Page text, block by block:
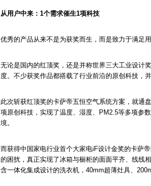
从用户中来：1个需求催生1项科技
优秀的产品从来不是为获奖而生，而是致力于满足用
无论是国内的红顶奖，还是并称世界三大工业设计
度。不少获奖作品都搭载了行业前沿的原创科技，
此次斩获红顶奖的卡萨帝五恒空气系统方案，就通
项原创科技，实现了温度、湿度、PM2.5等多项参
境。
而获得中国家电行业首个大家电iF设计金奖的卡萨
的困扰，真正实现了冰箱与橱柜的面面平齐、线线
含一体化集成设计的洗衣机，40mm超薄灶具、